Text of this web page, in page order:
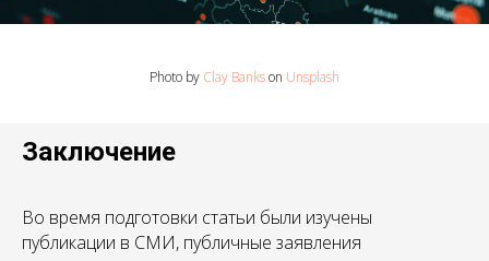
Photo by Clay Bankson Unsplash
Заключение
Во время подготовки статьи были изучены
публикации в СМИ, публичные заявления